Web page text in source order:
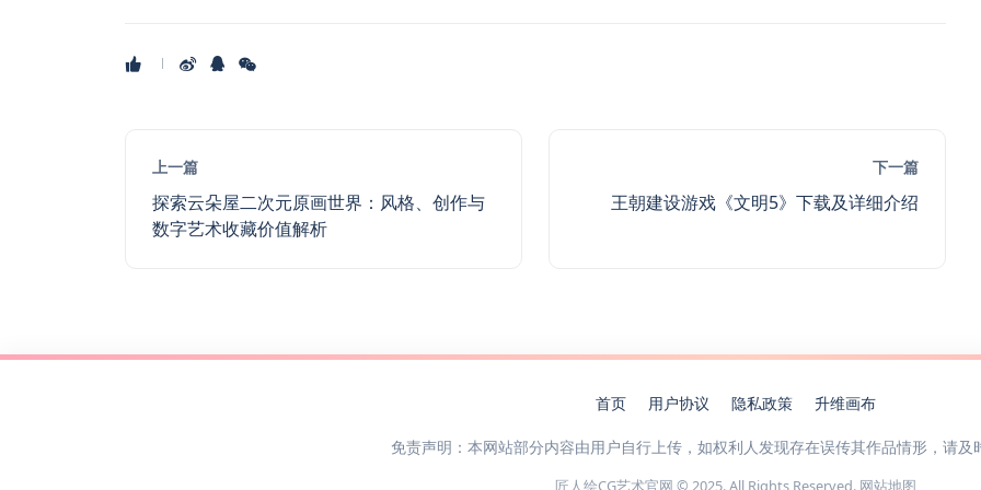
上一篇
探索云朵屋二次元原画世界：风格、创作与
数字艺术收藏价值解析
下一篇
王朝建设游戏《文明5》下载及详细介绍
首页 用户协议 隐私政策 升维画布
免责声明：本网站部分内容由用户自行上传，如权利人发现存在误传其作品情形，请及
匠人绘CG艺术官网 © 2025. All Rights Reserved. 网站地图